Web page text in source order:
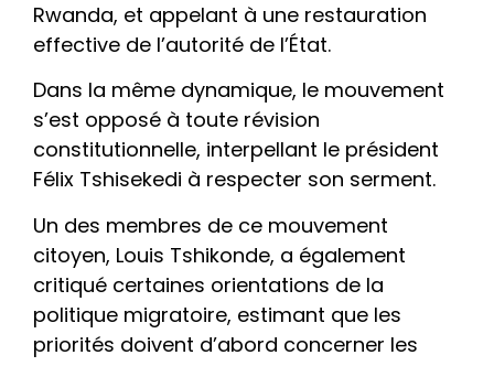
Rwanda, et appelant à une restauration
effective de l’autorité de l’État.
Dans la même dynamique, le mouvement
s’est opposé à toute révision
constitutionnelle, interpellant le président
Félix Tshisekedi à respecter son serment.
Un des membres de ce mouvement
citoyen, Louis Tshikonde, a également
critiqué certaines orientations de la
politique migratoire, estimant que les
priorités doivent d’abord concerner les